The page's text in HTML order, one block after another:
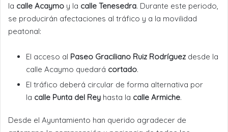
la calle Acaymo y la calle Tenesedra. Durante este periodo,
se producirán afectaciones al tráfico y a la movilidad
peatonal:
El acceso al Paseo Graciliano Ruiz Rodríguez desde la
calle Acaymo quedará cortado.
El tráfico deberá circular de forma alternativa por
la calle Punta del Rey hasta la calle Armiche.
Desde el Ayuntamiento han querido agradecer de